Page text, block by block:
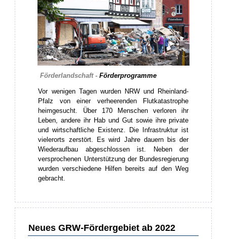
Förderlandschaft - Förderprogramme
Vor wenigen Tagen wurden NRW und Rheinland-
Pfalz von einer verheerenden Flutkatastrophe
heimgesucht. Über 170 Menschen verloren ihr
Leben, andere ihr Hab und Gut sowie ihre private
und wirtschaftliche Existenz. Die Infrastruktur ist
vielerorts zerstört. Es wird Jahre dauern bis der
Wiederaufbau abgeschlossen ist. Neben der
versprochenen Unterstützung der Bundesregierung
wurden verschiedene Hilfen bereits auf den Weg
gebracht.
Neues GRW-Fördergebiet ab 2022